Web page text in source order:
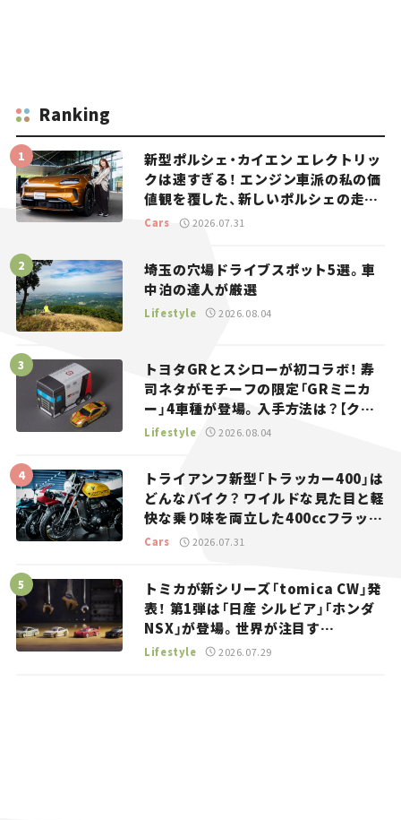
Ranking
新型ポルシェ・カイエン エレクトリッ
クは速すぎる！ エンジン車派の私の価
値観を覆した、新しいポルシェの走
り。
Cars 2026.07.31
埼玉の穴場ドライブスポット5選。車
中泊の達人が厳選
Lifestyle 2026.08.04
トヨタGRとスシローが初コラボ！ 寿
司ネタがモチーフの限定「GRミニカ
ー」4車種が登場。入手方法は？【クル
マとホビー】
Lifestyle 2026.08.04
トライアンフ新型「トラッカー400」は
どんなバイク？ ワイルドな見た目と軽
快な乗り味を両立した400ccフラット
トラッカー【試乗レビュー】
Cars 2026.07.31
トミカが新シリーズ「tomica CW」発
表！ 第1弾は「日産 シルビア」「ホンダ
NSX」が登場。世界が注目す
る“JDM”に焦点【クルマとホビー】
Lifestyle 2026.07.29